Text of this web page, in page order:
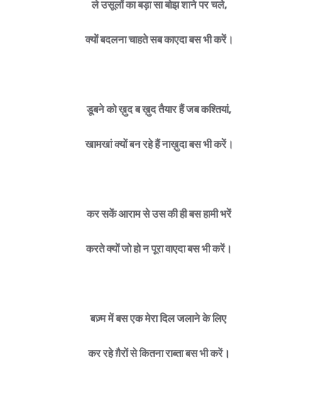
ले उसूलों का बड़ा सा बोझ शाने पर चले,
क्यों बदलना चाहते सब काएदा बस भी करें।
डूबने को ख़ुद ब ख़ुद तैयार हैं जब कश्तियां,
खामखां क्यों बन रहे हैं नाख़ुदा बस भी करें।
कर सकें आराम से उस की ही बस हामी भरें
करते क्यों जो हो न पूरा वाएदा बस भी करें।
बज़्म में बस एक मेरा दिल जलाने के लिए
कर रहे ग़ैरों से कितना राब्ता बस भी करें।